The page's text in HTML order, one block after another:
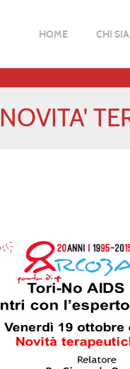
HOME CHI
NOVITA'